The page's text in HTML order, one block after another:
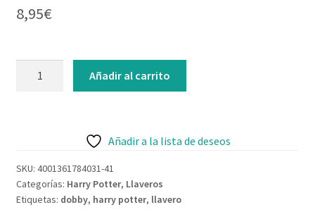
Mi cuenta
8,95€
Añadir al carrito
Añadir a la lista de deseos
SKU: 4001361784031-41
Categorías: Harry Potter, Llaveros
Etiquetas: dobby, harry potter, llavero